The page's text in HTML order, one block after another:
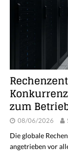
zum
08/06/2026
Die globale
angetrieben vor